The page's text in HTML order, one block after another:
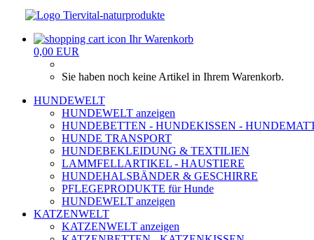
Ihr Warenkorb
0,00 EUR
Sie haben noch keine Artikel in Ihrem Warenkorb.
HUNDEWELT
HUNDEWELT anzeigen
HUNDEBETTEN - HUNDEKISSEN -
HUNDE TRANSPORT
HUNDEBEKLEIDUNG & TEXTILIEN
LAMMFELLARTIKEL - HAUSTIERE
HUNDEHALSBÄNDER & GESCHIRRE
PFLEGEPRODUKTE für Hunde
HUNDEWELT anzeigen
KATZENWELT
KATZENWELT anzeigen